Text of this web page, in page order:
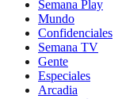
Semana Play
Mundo
Confidenciales
Semana TV
Gente
Especiales
Arcadia